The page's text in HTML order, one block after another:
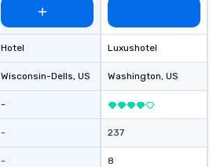
Hotel
Wisconsin-Dells, US
-
-
-
Luxushotel
Washington, US
237
8